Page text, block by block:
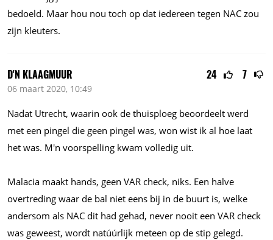
bedoeld. Maar hou nou toch op dat iedereen tegen NAC zou
zijn kleuters.
24 7
D'N KLAAGMUUR
06 maart 2020, 10:49
Nadat Utrecht, waarin ook de thuisploeg beoordeelt werd
met een pingel die geen pingel was, won wist ik al hoe laat
het was. M'n voorspelling kwam volledig uit.
Malacia maakt hands, geen VAR check, niks. Een halve
overtreding waar de bal niet eens bij in de buurt is, welke
andersom als NAC dit had gehad, never nooit een VAR check
was geweest, wordt natúúrlijk meteen op de stip gelegd.